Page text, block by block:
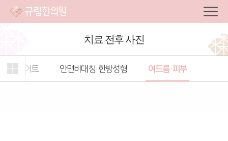
치료 전후 사진
주제형
캐스트
관심
주제
다이어트 안면비대칭·한방성형 여드름·피부
전체
열기